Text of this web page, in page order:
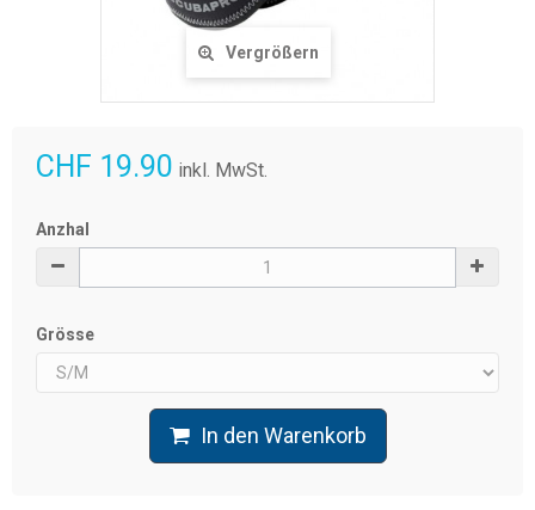
Vergrößern
CHF 19.90 inkl. MwSt.
Anzhal
Grösse
In den Warenkorb